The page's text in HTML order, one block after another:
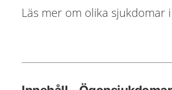
Läs mer om olika